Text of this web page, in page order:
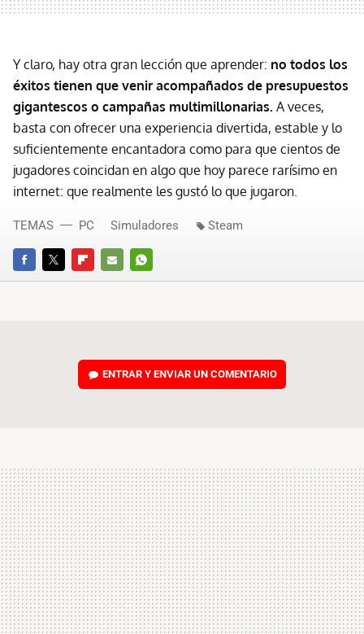
Y claro, hay otra gran lección que aprender: no todos los
éxitos tienen que venir acompañados de presupuestos
gigantescos o campañas multimillonarias. A veces,
basta con ofrecer una experiencia divertida, estable y lo
suficientemente encantadora como para que cientos de
jugadores coincidan en algo que hoy parece rarísimo en
internet: que realmente les gustó lo que jugaron.
FACEBOOKTWITTERFLIPBOARD
E-
WHATSAPP
TEMAS PC Simuladores Steam
ENTRAR Y ENVIAR UN COMENTARIO